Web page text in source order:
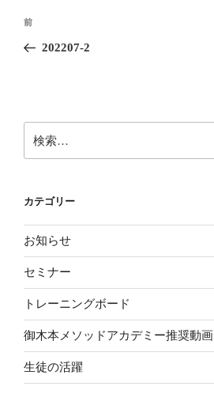
投
ナ
ー
シ
前
の
前
202207-2
索:
カテゴリー
お知らせ
セミナー
トレーニングボード
御木本メソッドアカデミー推奨動画
生徒の活躍